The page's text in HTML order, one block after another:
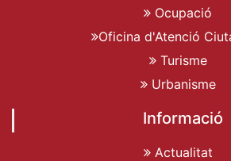
Ocupació
Oficina d'Atenció
Turisme
Urbanisme
Informació
Actualitat